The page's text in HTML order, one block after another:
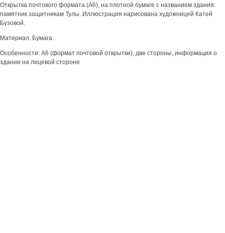
Открытка почтового формата (А6), на плотной бумаге с названием здания:
памятник защитникам Тулы. Иллюстрация нарисована художницей Катей
Бузовой.
Материал: Бумага
Особенности: А6 (формат почтовой открытки), две стороны, информация о
здании на лицевой стороне